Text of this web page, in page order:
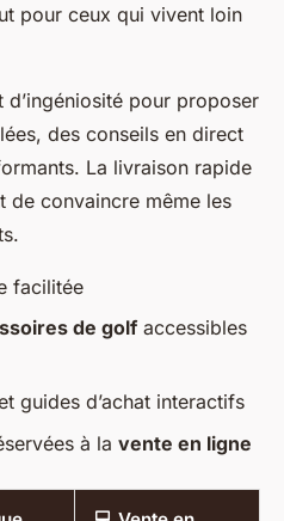
pour ceux qui vivent loin
pour proposer
des conseils en direct
La livraison rapide
de convaincre même les
facilitée
de golf accessibles
guides d’achat interactifs
à la vente en ligne